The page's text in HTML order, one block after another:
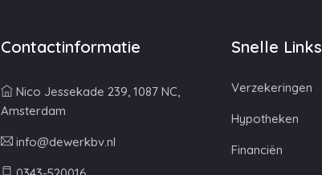
Contactinformatie
Nico Jessekade 239, 1087 NC,
Amsterdam
info@dewerkbv.nl
Snelle Links
Verzekeringen
Hypotheken
Financiën